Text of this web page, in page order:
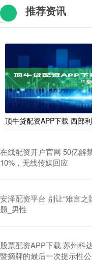
推荐资讯
顶牛贷配资APP下载 西部
在线配资开户官网 50亿解
10%，无线传媒回应
安泽配资平台 别让“难言之
题_男性
股票配资APP下载 苏州科
暨摘牌的最后一次提示性